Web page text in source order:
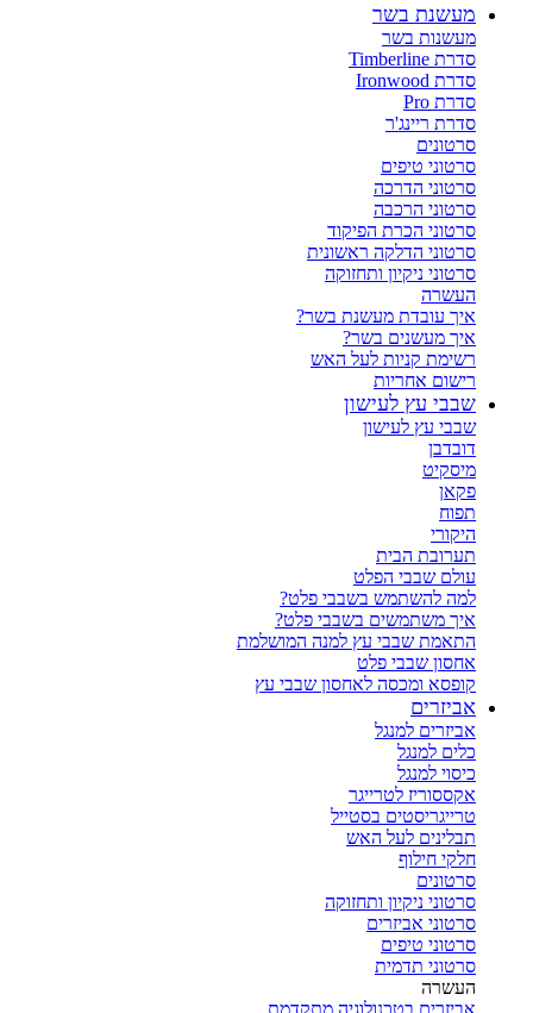
מעשנת בשר
מעשנות בשר
סדרת Timberline
סדרת Ironwood
סדרת Pro
סדרת ריינג'ר
סרטונים
סרטוני טיפים
סרטוני הדרכה
סרטוני הרכבה
סרטוני הכרת הפיקוד
סרטוני הדלקה ראשונית
סרטוני ניקיון ותחזוקה
העשרה
איך עובדת מעשנת בשר?
איך מעשנים בשר?
רשימת קניות לעל האש
רישום אחריות
שבבי עץ לעישון
שבבי עץ לעישון
דובדבן
מיסקיט
פקאן
תפוח
היקורי
תערובת הבית
עולם שבבי הפלט
למה להשתמש בשבבי פלט?
איך משתמשים בשבבי פלט?
התאמת שבבי עץ למנה המושלמת
אחסון שבבי פלט
קופסא ומכסה לאחסון שבבי עץ
אביזרים
אביזרים למנגל
כלים למנגל
כיסוי למנגל
אקססוריז לטרייגר
טרייגריסטים בסטייל
תבלינים לעל האש
חלקי חילוף
סרטונים
סרטוני ניקיון ותחזוקה
סרטוני אביזרים
סרטוני טיפים
סרטוני תדמית
העשרה
אביזרים בטכנולוגיה מתקדמת